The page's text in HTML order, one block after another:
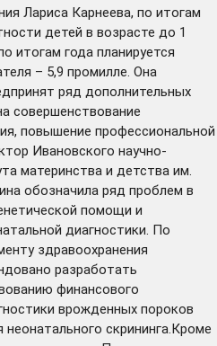
Лариса Карнеева, по итогам
детей в возрасте до 1
итогам года планируется
– 5,9 промилле. Она
ряд дополнительных
совершенствование
повышение профессиональной
Ивановского научно-
материнства и детства им.
обозначила ряд проблем в
помощи и
диагностики. По
здравоохранения
разработать
финансового
врожденных пороков
скрининга.Кроме